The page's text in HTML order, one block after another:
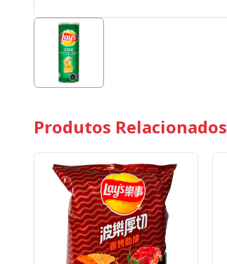
Produtos Relacionados